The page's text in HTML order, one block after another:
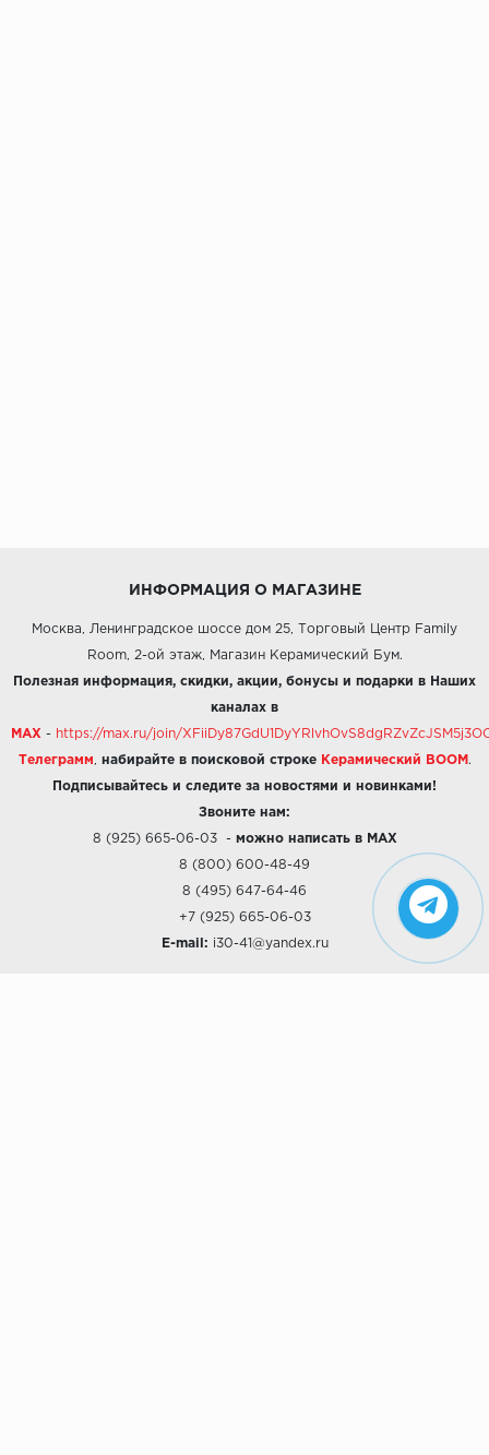
ИНФОРМАЦИЯ О МАГАЗИНЕ
Москва, Ленинградское шоссе дом 25, Торговый Центр Family
Room, 2-ой этаж, Магазин Керамический Бум.
Полезная информация, скидки, акции, бонусы и подарки в Наших
каналах в
MAX - https://max.ru/join/
Телеграмм набирайте в поисковой строке Керамический BOOM .
Подписывайтесь и следите за новостями и новинками!
Звоните нам:
8 (925) 665-06-03- можно написать в MAX
8 (800) 600-48-49
8 (495) 647-64-46
+7 (925) 665-06-03
E-mail: i30-41@yandex.ru